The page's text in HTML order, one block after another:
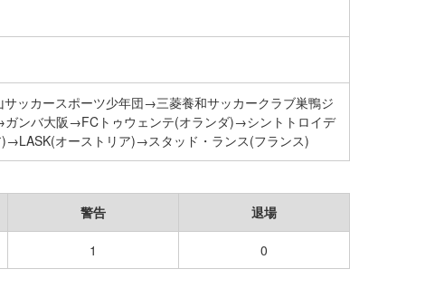
ッカースポーツ少年団→三菱養和サッカークラブ巣鴨ジ
ンバ大阪→FCトゥウェンテ(オランダ)→シントトロイデ
オーストリア)→スタッド・ランス(フランス)
警告 退場
1 0